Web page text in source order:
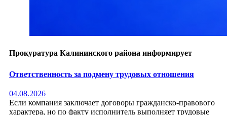
Прокуратура Калининского района информирует
Ответственность за подмену трудовых отношения
04.08.2026
Если компания заключает договоры гражданско-правового
характера, но по факту исполнитель выполняет трудовые